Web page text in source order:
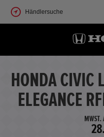
Händlersuche
HONDA CIVIC
ELEGANCE
MWST.